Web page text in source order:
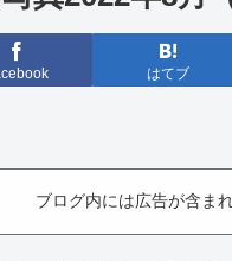
はてブ
ブログ内には広告が含ま